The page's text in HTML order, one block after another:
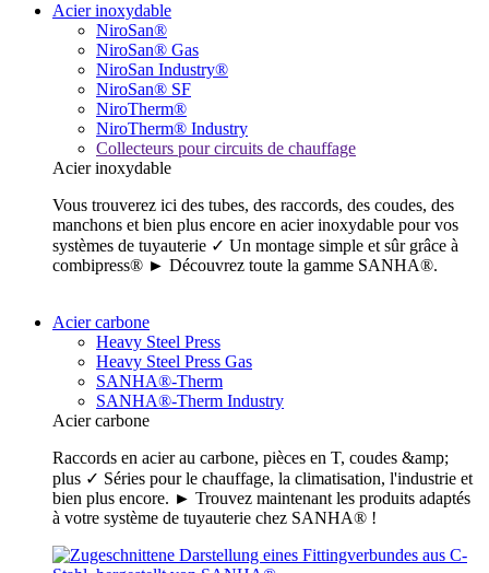
Acier inoxydable
NiroSan®
NiroSan® Gas
NiroSan Industry®
NiroSan® SF
NiroTherm®
NiroTherm® Industry
Collecteurs pour circuits de chauffage
Acier inoxydable
Vous trouverez ici des tubes, des raccords, des coudes, des
manchons et bien plus encore en acier inoxydable pour vos
systèmes de tuyauterie ✓ Un montage simple et sûr grâce à
combipress® ► Découvrez toute la gamme SANHA®.
Acier carbone
Heavy Steel Press
Heavy Steel Press Gas
SANHA®-Therm
SANHA®-Therm Industry
Acier carbone
Raccords en acier au carbone, pièces en T, coudes &amp;
plus ✓ Séries pour le chauffage, la climatisation, l'industrie et
bien plus encore. ► Trouvez maintenant les produits adaptés
à votre système de tuyauterie chez SANHA® !